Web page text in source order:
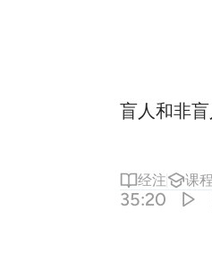
盲人和非盲
经注 课程
35:20